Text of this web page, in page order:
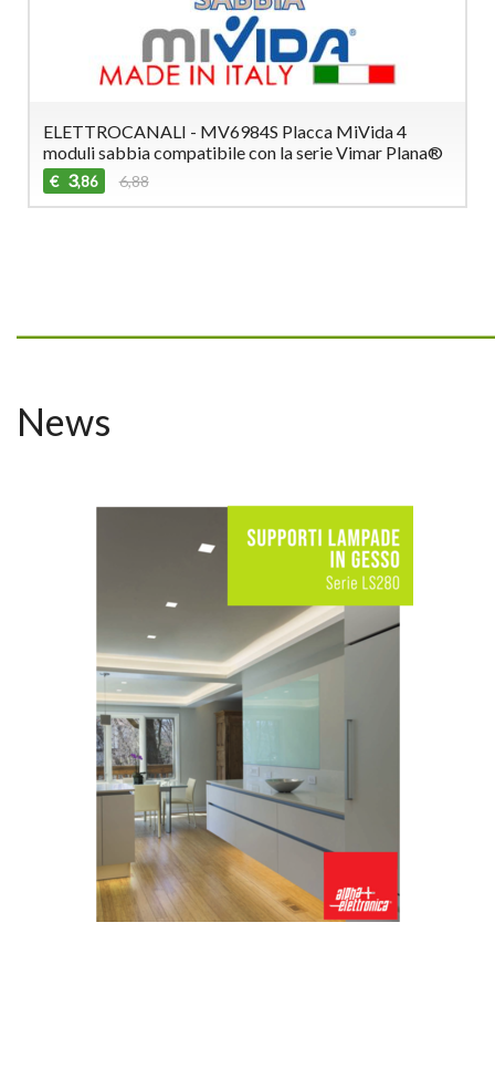
ELETTROCANALI - MV6984S Placca MiVida 4
moduli sabbia compatibile con la serie Vimar Plana®
€ 3,86 6,88
News